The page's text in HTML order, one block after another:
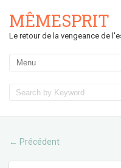
MÊMESPRIT
Le retour de la vengeance de
← Précédent